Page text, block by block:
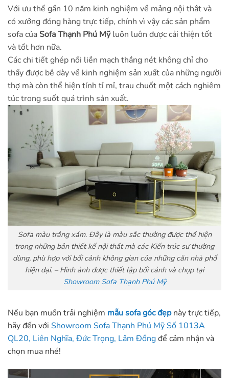
Với ưu thế gần 10 năm kinh nghiệm về mảng nội thât và
có xưởng đóng hàng trực tiếp, chính vì vậy các sản phẩm
sofa của Sofa Thạnh Phú Mỹluôn luôn được cải thiện tốt
và tốt hơn nữa.
Các chi tiết ghép nối liền mạch thắng nét không chỉ cho
thấy được bề dày về kinh nghiệm sản xuất của những người
thợ mà còn thể hiện tính tỉ mỉ, trau chuốt một cách nghiêm
túc trong suốt quá trình sản xuất.
Sofa màu trắng xám. Đây là màu sắc thường được thể hiện
trong những bản thiết kế nội thất mà các Kiến trúc sư thường
dùng, phù hợp với bối cảnh không gian của những căn nhà phố
hiện đại. – Hình ảnh được thiết lập bối cảnh và chụp tại
Showroom Sofa Thạnh Phú Mỹ
Nếu bạn muốn trải nghiệm mẫu sofa góc đẹpnày trực tiếp,
hãy đến với Showroom Sofa Thạnh Phú Mỹ Số 1013A
QL20, Liên Nghĩa, Đức Trọng, Lâm Đồngđể cảm nhận và
chọn mua nhé!